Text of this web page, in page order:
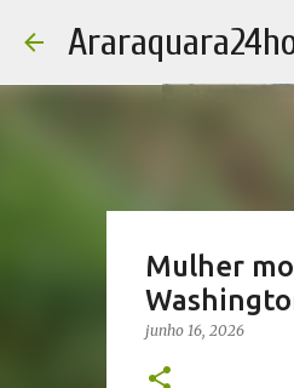
Mulher
junho 16, 2026